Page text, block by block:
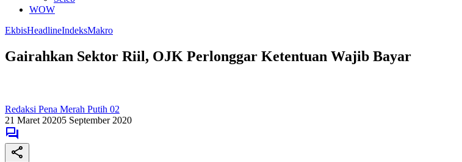
WOW
EkbisHeadlineIndeksMakro
Gairahkan Sektor Riil, OJK Perlonggar Ketentuan Wajib Bayar
Redaksi Pena Merah Putih 02
21 Maret 20205 September 2020